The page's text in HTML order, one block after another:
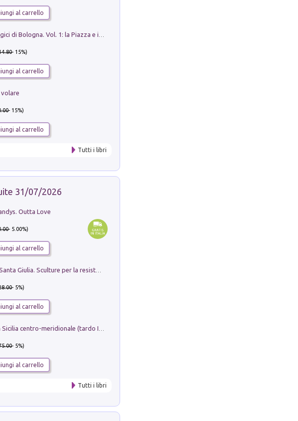
al carrello
- 15%)
al carrello
volare
- 15%)
al carrello
Tutti i libri
31/07/2026
Outta Love
- 5.00%)
al carrello
- 5%)
al carrello
- 5%)
al carrello
Tutti i libri